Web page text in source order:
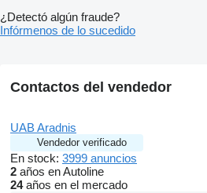
¿Detectó algún fraude?
Infórmenos de lo sucedido
Contactos del vendedor
UAB Aradnis
Vendedor verificado
En stock: 3999 anuncios
2 años en Autoline
24años en el mercado